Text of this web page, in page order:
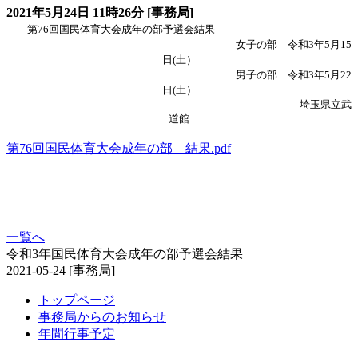
2021年5月24日 11時26分 [事務局]
第76回国民体育大会成年の部予選会結果
女子の部 令和3年5月15
日(土）
男子の部 令和3年5月22
日(土）
埼玉県立武
道館
第76回国民体育大会成年の部 結果.pdf
一覧へ
令和3年国民体育大会成年の部予選会結果
2021-05-24 [事務局]
トップページ
事務局からのお知らせ
年間行事予定